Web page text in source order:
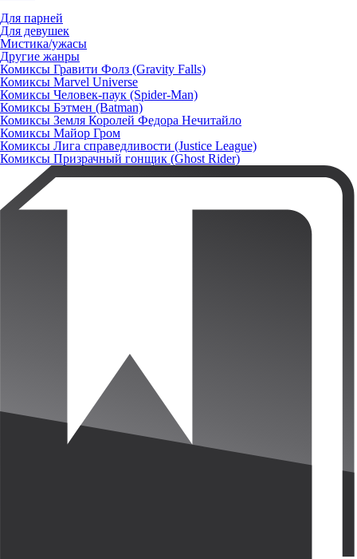
Для парней
Для девушек
Мистика/ужасы
Другие жанры
Комиксы Гравити Фолз (Gravity Falls)
Комиксы Marvel Universe
Комиксы Человек-паук (Spider-Man)
Комиксы Бэтмен (Batman)
Комиксы Земля Королей Федора Нечитайло
Комиксы Майор Гром
Комиксы Лига справедливости (Justice League)
Комиксы Призрачный гонщик (Ghost Rider)